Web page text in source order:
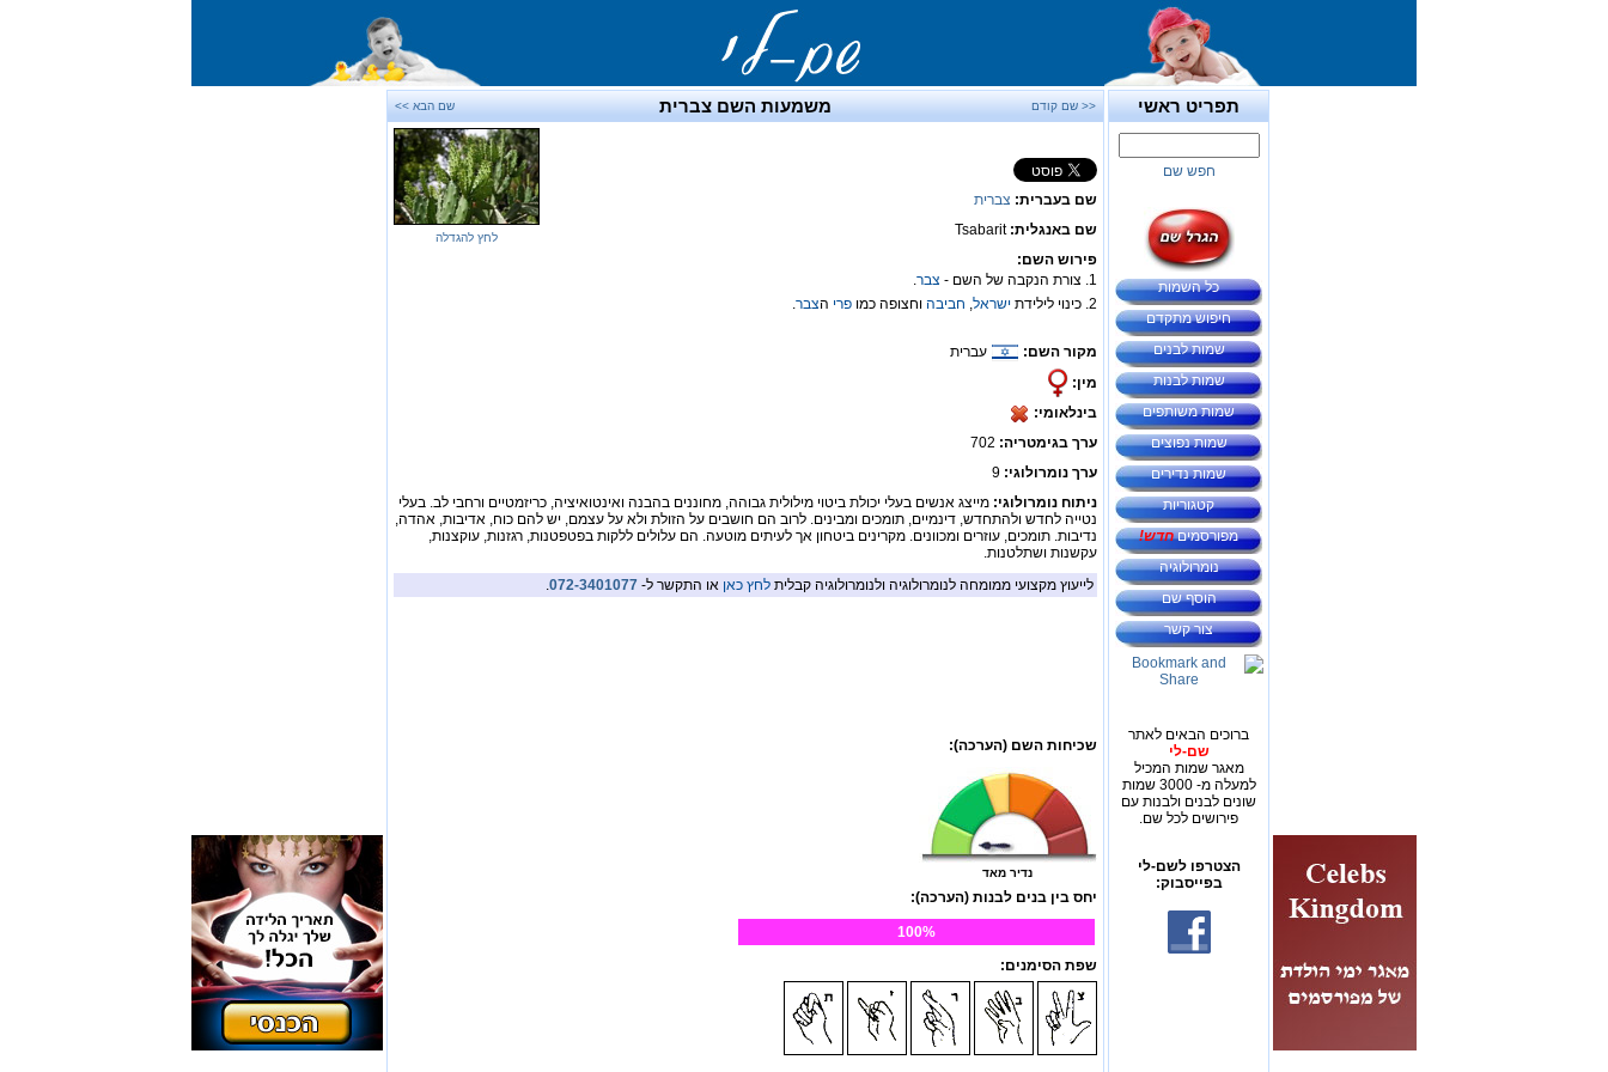
תפריט ראשי
חפש שם
כל השמות
חיפוש מתקדם
שמות לבנים
שמות לבנות
שמות משותפים
שמות נפוצים
שמות נדירים
קטגוריות
מפורסמיםחדש!
נומרולוגיה
הוסף שם
צור קשר
ברוכים הבאים לאתר
שם-לי
מאגר שמות המכיל
למעלה מ- 3000 שמות
שונים לבנים ולבנות עם
פירושים לכל שם.
הצטרפו לשם-לי
בפייסבוק:
<< שם קודם משמעות השם צברית שם הבא >>
שם בעברית: צברית
שם באנגלית:Tsabarit
פירוש השם:
1. צורת הנקבה של השם -
צבר.
2. כינוי לילידת
ישראל, חביבה וחצופה כמו פרי הצבר.
מקור השם:
עברית
מין:
בינלאומי:
ערך בגימטריה:
ערך נומרולוגי: 9
לחץ להגדלה
ניתוח נומרולוגי: מייצג אנשים בעלי יכולת ביטוי מילולית גבוהה, מחוננים בהבנה ואינטואיציה, כריזמטיים ורחבי לב. בעלי
נטייה לחדש ולהתחדש, דינמיים, תומכים ומבינים. לרוב הם חושבים על הזולת ולא על עצמם, יש להם כוח, אדיבות, אהדה,
נדיבות. תומכים, עוזרים ומכוונים. מקרינים ביטחון אך לעיתים מוטעה. הם עלולים ללקות בפטפטנות, רגזנות, עוקצנות,
עקשנות ושתלטנות.
לייעוץ מקצועי ממומחה לנומרולוגיה ולנומרולוגיה קבלית לחץ כאן או התקשר ל- 072-3401077
.
שכיחות השם (הערכה):
נדיר מאד
יחס בין בנים לבנות (הערכה):
100%
שפת הסימנים: